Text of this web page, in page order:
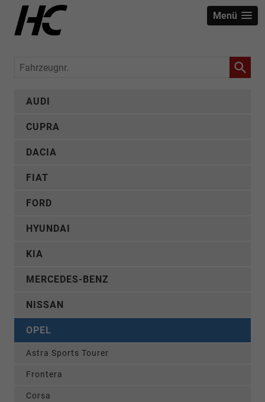
Menü
Fahrzeugnr.
AUDI
CUPRA
DACIA
FIAT
FORD
HYUNDAI
KIA
MERCEDES-BENZ
NISSAN
OPEL
Astra Sports Tourer
Frontera
Corsa